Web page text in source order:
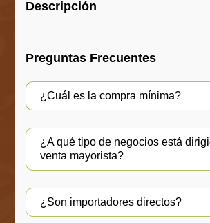
Descripción
Preguntas Frecuentes
¿Cuál es la compra mínima?
¿A qué tipo de negocios está
venta mayorista?
¿Son importadores directos?